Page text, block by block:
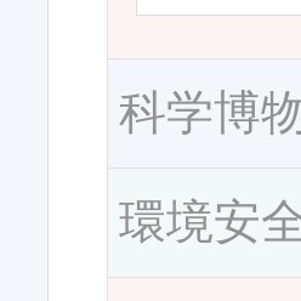
科学博
環境安